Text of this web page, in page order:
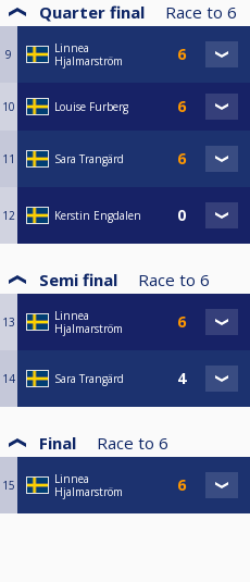
Quarter final Race to 6
9
Linnea
Hjalmarström
10 Louise Furberg
11 Sara Trangärd
12 Kerstin Engdalen
Semi final Race to 6
13
Linnea
Hjalmarström
14 Sara Trangärd
Final Race to 6
15
Linnea
Hjalmarström